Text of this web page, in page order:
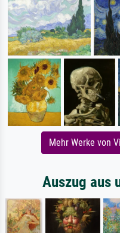
Mehr Werke von
Auszug aus